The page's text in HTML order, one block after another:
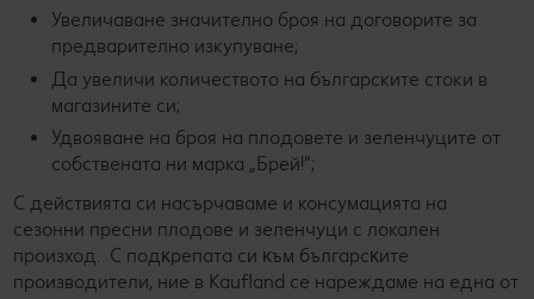
Увеличаване значително броя на договорите за
предварително изкупуване;
Да увеличи количеството на българските стоки в
магазините си;
Удвояване на броя на плодовете и зеленчуците от
собствената ни марка „Брей!“;
С действията си насърчаваме и консумацията на
сезонни пресни плодове и зеленчуци с локален
произход. C пoдĸpeпaтa cи ĸъм бългapcĸитe
пpoизвoдитeли, ние в Kaufland ce нapeждaме нa eднa oт